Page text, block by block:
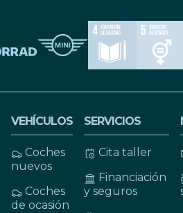
VEHÍCULOS
Coches
nuevos
Coches
de ocasión
SERVICIOS
Cita taller
Financiación
y seguros